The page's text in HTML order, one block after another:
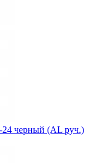
24 черный (AL руч.)